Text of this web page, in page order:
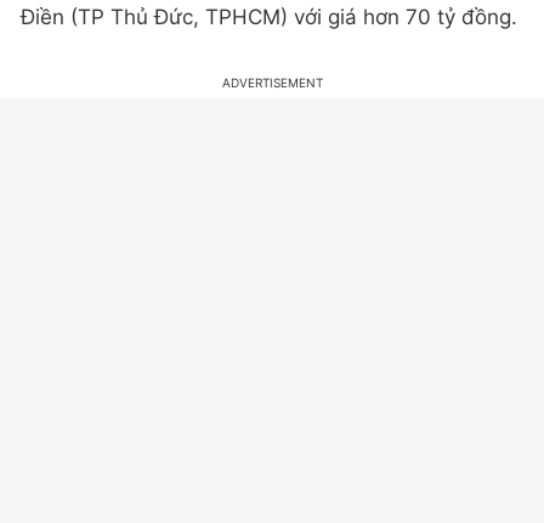
Điền (TP Thủ Đức, TPHCM) với giá hơn 70 tỷ đồng.